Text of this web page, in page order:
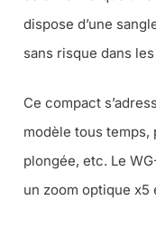
dispose d’une
sans risque dans
Ce compact
modèle tous temps,
plongée, etc. Le
un zoom optique x5